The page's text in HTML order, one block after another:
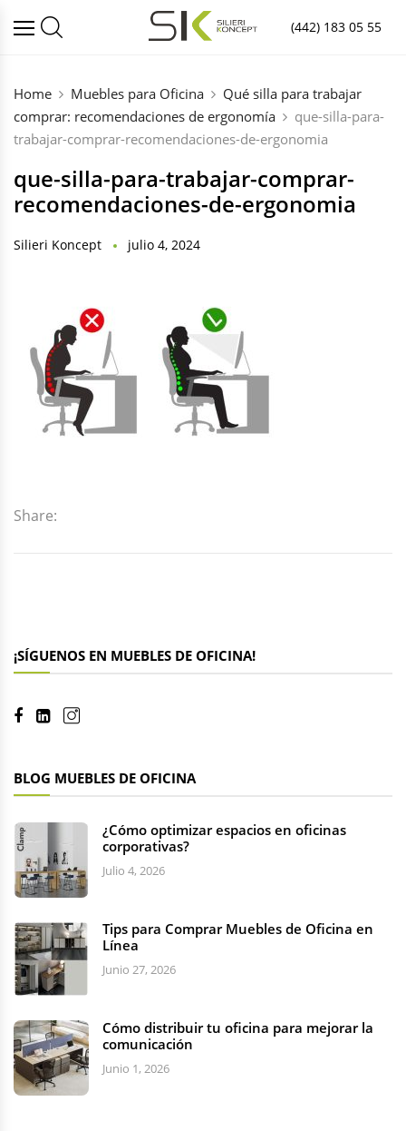
(442) 183 05 55
Home Muebles para Oficina
Qué silla para trabajar
comprar: recomendaciones de ergonomía
que-silla-para-
trabajar-comprar-recomendaciones-de-ergonomia
que-silla-para-trabajar-comprar-
recomendaciones-de-ergonomia
Silieri Koncept julio 4, 2024
Share:
¡SÍGUENOS EN MUEBLES DE OFICINA!
BLOG MUEBLES DE OFICINA
¿Cómo optimizar espacios en oficinas
corporativas?
Julio 4, 2026
Tips para Comprar Muebles de Oficina en
Línea
Junio 27, 2026
Cómo distribuir tu oficina para mejorar la
comunicación
Junio 1, 2026